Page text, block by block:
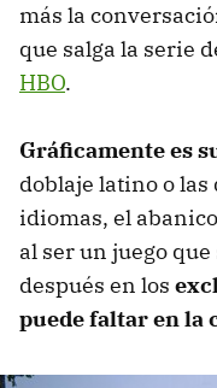
más la
que salga la serie
HBO.
Gráficamente es
doblaje latino o
idiomas, el
al ser un juego
después en los
puede faltar en la